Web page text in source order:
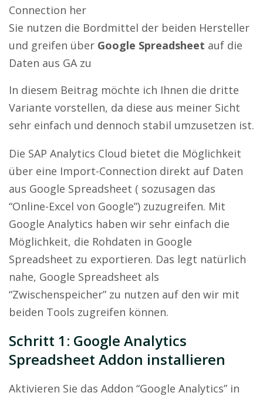
Connection her
Sie nutzen die Bordmittel der beiden Hersteller
und greifen über Google Spreadsheet auf die
Daten aus GA zu
In diesem Beitrag möchte ich Ihnen die dritte
Variante vorstellen, da diese aus meiner Sicht
sehr einfach und dennoch stabil umzusetzen ist.
Die SAP Analytics Cloud bietet die Möglichkeit
über eine Import-Connection direkt auf Daten
aus Google Spreadsheet ( sozusagen das
“Online-Excel von Google”) zuzugreifen. Mit
Google Analytics haben wir sehr einfach die
Möglichkeit, die Rohdaten in Google
Spreadsheet zu exportieren. Das legt natürlich
nahe, Google Spreadsheet als
“Zwischenspeicher” zu nutzen auf den wir mit
beiden Tools zugreifen können.
Schritt 1: Google Analytics
Spreadsheet Addon installieren
Aktivieren Sie das Addon “Google Analytics” in